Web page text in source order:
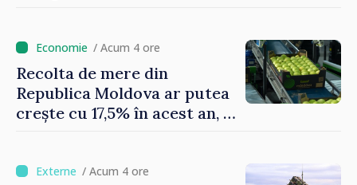
/ Acum 4 ore
Recolta de mere din
Republica Moldova ar putea
crește cu 17,5% în acest an, în
/ Acum 4 ore